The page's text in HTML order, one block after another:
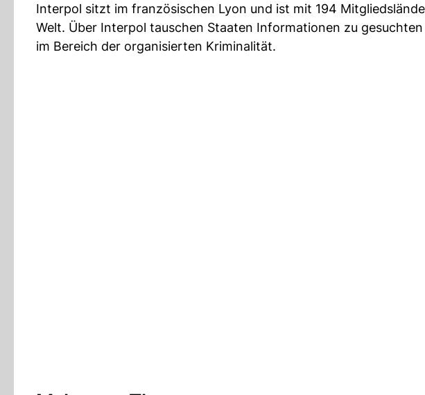
Interpol sitzt im französischen Lyon und ist mit 194
Welt. Über Interpol tauschen Staaten Informationen zu
im Bereich der organisierten Kriminalität.